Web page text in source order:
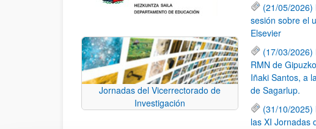
Jornadas del Vicerrectorado de
Investigación
(21/05/2026)
sesión sobre el
Elsevier
(17/03/2026)
RMN de
Iñaki Santos, a
de Sagarlup.
(31/10/2025)
las XI Jornadas